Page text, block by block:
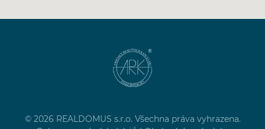
© 2026 REALDOMUS s.r.o. Všechna práva vyhrazena.